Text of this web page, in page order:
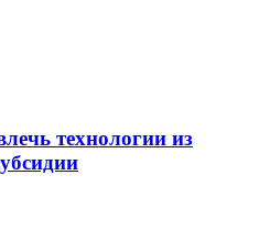
технологии из